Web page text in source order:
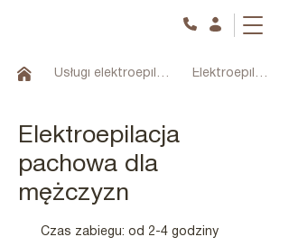
Elektroepilacja meska
Elektroepilacja
pachowa dla
mężczyzn
Czas zabiegu: od 2-4 godziny